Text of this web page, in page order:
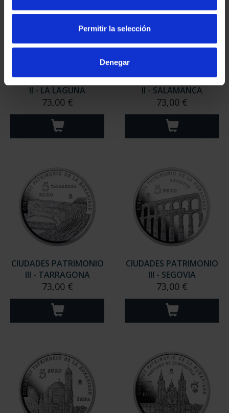
Permitir la selección
Denegar
CIUDADES PATRIMONIO
II - LA LAGUNA
73,00 €
CIUDADES PATRIMONIO
II - SALAMANCA
73,00 €
CIUDADES PATRIMONIO
III - TARRAGONA
73,00 €
CIUDADES PATRIMONIO
III - SEGOVIA
73,00 €